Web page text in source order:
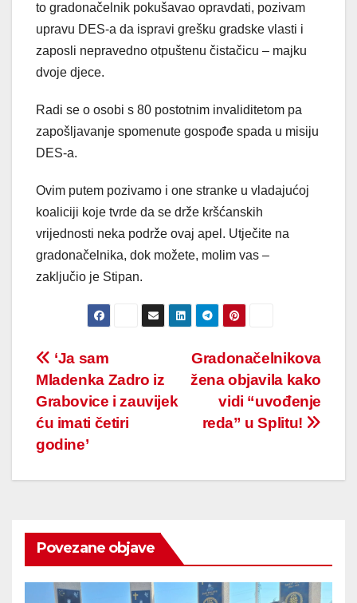
to gradonačelnik pokušavao opravdati, pozivam
upravu DES-a da ispravi grešku gradske vlasti i
zaposli nepravedno otpuštenu čistačicu – majku
dvoje djece.
Radi se o osobi s 80 postotnim invaliditetom pa
zapošljavanje spomenute gospođe spada u misiju
DES-a.
Ovim putem pozivamo i one stranke u vladajućoj
koaliciji koje tvrde da se drže kršćanskih
vrijednosti neka podrže ovaj apel. Utječite na
gradonačelnika, dok možete, molim vas –
zaključio je Stipan.
Post
navigation
Gradonačelnikova
žena objavila kako
vidi “uvođenje
reda” u Splitu!
‘Ja sam
Mladenka Zadro iz
Grabovice i zauvijek
ću imati četiri
godine’
Povezane objave